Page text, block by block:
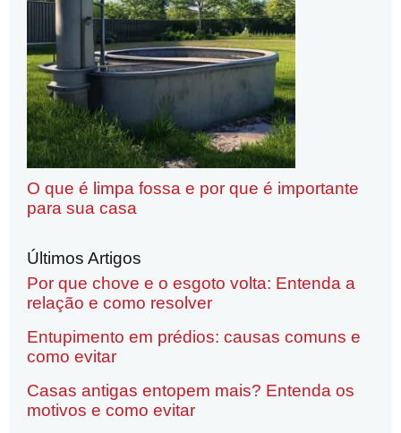
O que é limpa fossa e por que é importante
para sua casa
Últimos Artigos
Por que chove e o esgoto volta: Entenda a
relação e como resolver
Entupimento em prédios: causas comuns e
como evitar
Casas antigas entopem mais? Entenda os
motivos e como evitar